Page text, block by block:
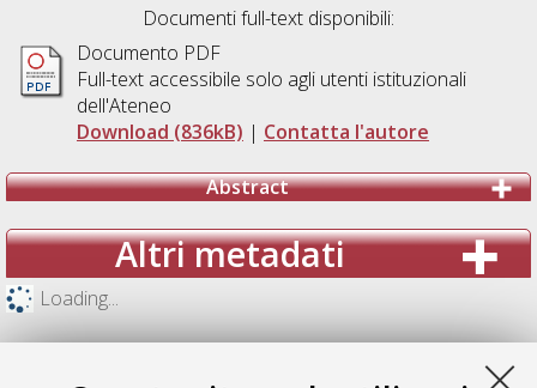
Documenti full-text disponibili:
Documento PDF
Full-text accessibile solo agli utenti istituzionali
dell'Ateneo
Download (836kB) | Contatta l'autore
Abstract
Altri metadati
Loading...